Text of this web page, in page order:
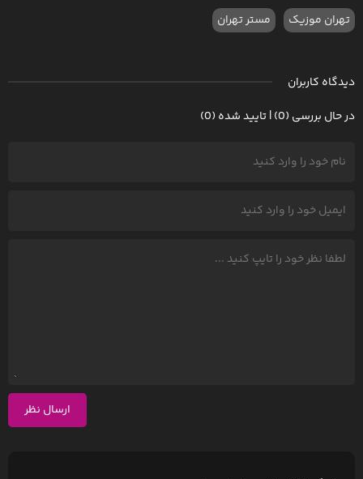
تهران موزیک مستر تهران
دیدگاه کاربران
در حال بررسی (0) | تایید شده (0)
ارسال نظر